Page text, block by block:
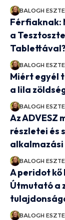
BALOGH
Férfiaknak:
a
Tablettával?
BALOGH
Miért egyél
a lila
BALOGH
Az ADVESZ
részletei és
BALOGH
A peridot kő
Útmutató a
BALOGH